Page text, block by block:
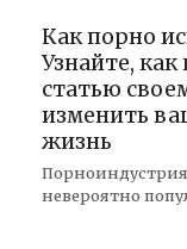
Как порно
Узнайте, как
статью
изменить
жизнь
невероятно